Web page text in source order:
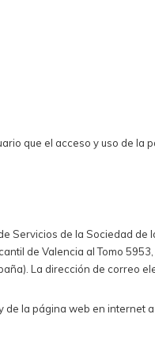
que el acceso y uso de la
de la Sociedad de
de Valencia al Tomo
La dirección de correo
de la página web en internet